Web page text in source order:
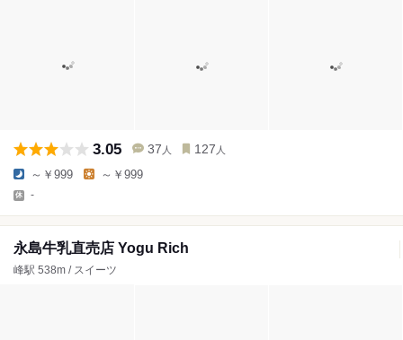
3.05 37 人 127 人
～￥999 ～￥999
-
永島牛乳直売店 Yogu Rich
峰駅 538m / スイーツ